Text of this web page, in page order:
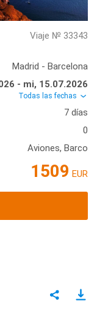
Viaje № 33343
Madrid - Barcelona
- mi, 15.07.2026
Todas las fechas
7 días
0
Aviones, Barco
1509 EUR